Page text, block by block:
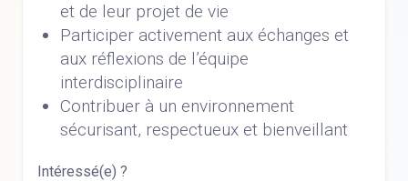
et de leur projet de vie
Participer activement aux échanges et
aux réflexions de l’équipe
interdisciplinaire
Contribuer à un environnement
sécurisant, respectueux et bienveillant
Intéressé(e) ?